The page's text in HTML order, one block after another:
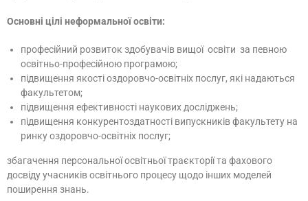
Основні цілі неформальної освіти:
професійний розвиток здобувачів вищої освіти за певною
освітньо-професійною програмою;
підвищення якості оздоровчо-освітніх послуг, які надаються
факультетом;
підвищення ефективності наукових досліджень;
підвищення конкурентоздатності випускників факультету на
ринку оздоровчо-освітніх послуг;
збагачення персональної освітньої траєкторії та фахового
досвіду учасників освітнього процесу щодо інших моделей
поширення знань.